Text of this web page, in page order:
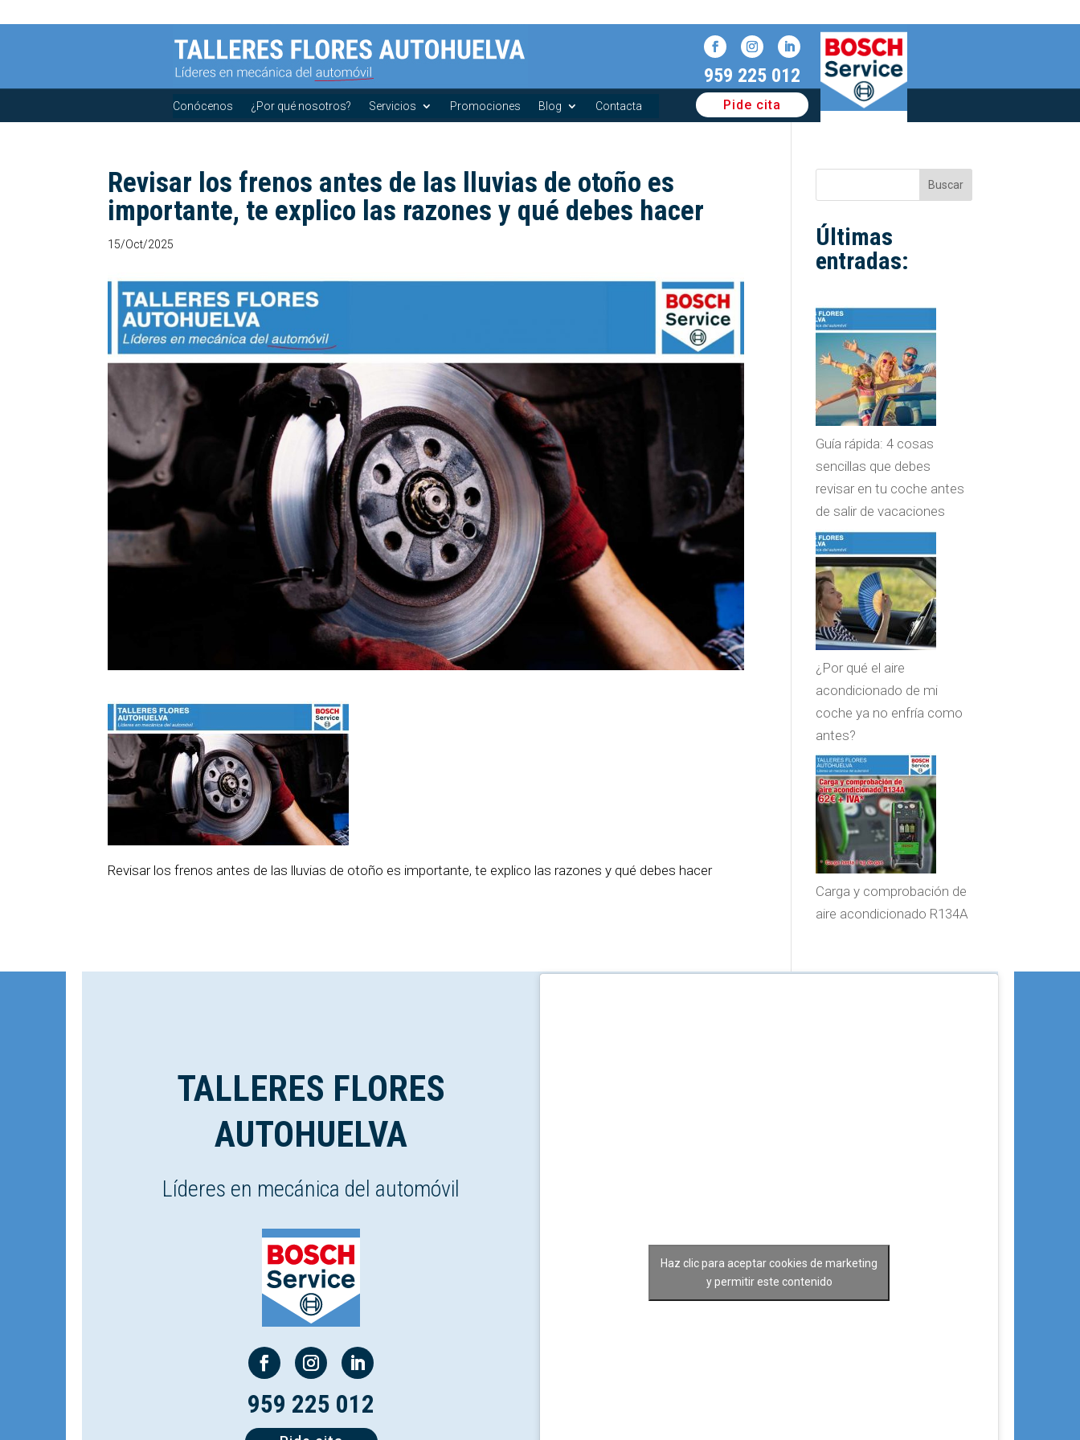
Conócenos ¿Por qué nosotros? Servicios Promociones Blog Contacta
959 225 012
Pide cita
Revisar los frenos antes de las lluvias de otoño es
importante, te explico las razones y qué debes hacer
15/Oct/2025
Revisar los frenos antes de las lluvias de otoño es importante, te explico las razones y qué debes hacer
Buscar
Últimas
entradas:
Guía rápida: 4 cosas
sencillas que debes
revisar en tu coche antes
de salir de vacaciones
¿Por qué el aire
acondicionado de mi
coche ya no enfría como
antes?
Carga y comprobación de
aire acondicionado R134A
TALLERES FLORES
AUTOHUELVA
Líderes en mecánica del automóvil
959 225 012
Haz clic para aceptar cookies de marketing
y permitir este contenido